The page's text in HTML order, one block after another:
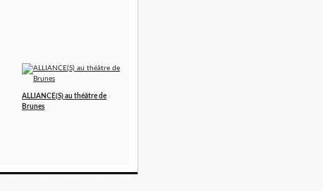
ALLIANCE(S) au théâtre de
Brunes